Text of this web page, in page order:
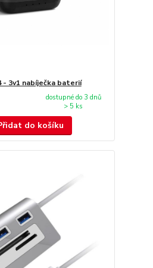
- 3v1 nabíječka baterií
dostupné do 3 dnů
> 5 ks
do košíku